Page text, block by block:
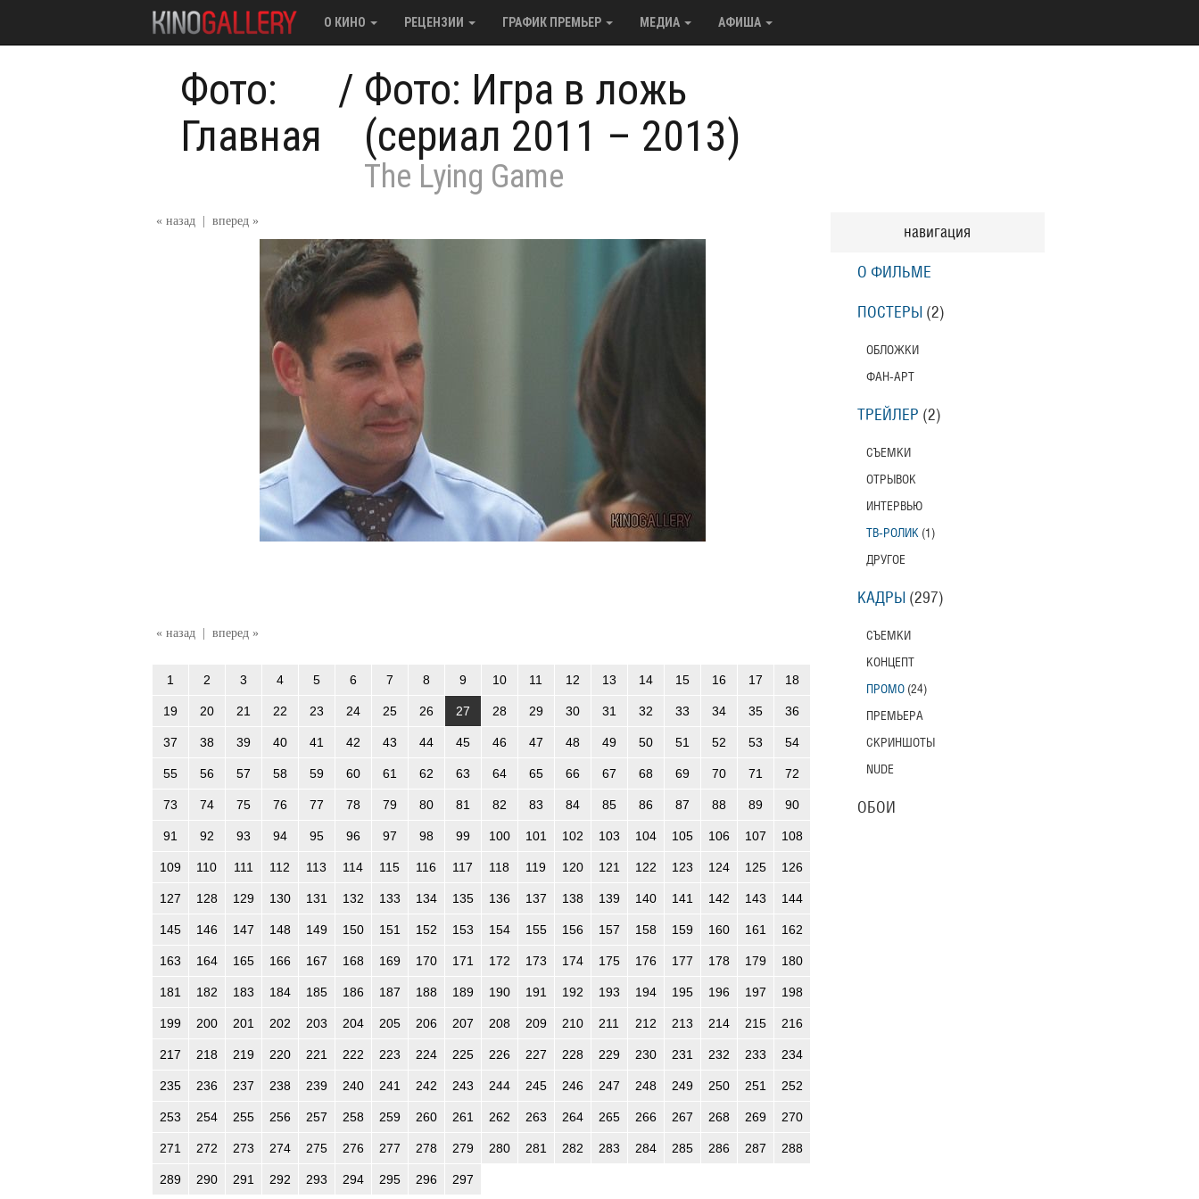
О КИНО РЕЦЕНЗИИ ГРАФИК ПРЕМЬЕР МЕДИА АФИША
Фото:
Главная
/ Фото: Игра в ложь
(сериал 2011 – 2013)
The Lying Game
« назад вперед »
« назад вперед »
1 2 3 4 5 6 7 8 9 10 11 12 13 14 15 16 17 18
19 20 21 22 23 24 25 26 27 28 29 30 31 32 33 34 35 36
37 38 39 40 41 42 43 44 45 46 47 48 49 50 51 52 53 54
55 56 57 58 59 60 61 62 63 64 65 66 67 68 69 70 71 72
73 74 75 76 77 78 79 80 81 82 83 84 85 86 87 88 89 90
91 92 93 94 95 96 97 98 99 100 101 102 103 104 105 106 107 108
109 110 111 112 113 114 115 116 117 118 119 120 121 122 123 124 125 126
127 128 129 130 131 132 133 134 135 136 137 138 139 140 141 142 143 144
145 146 147 148 149 150 151 152 153 154 155 156 157 158 159 160 161 162
163 164 165 166 167 168 169 170 171 172 173 174 175 176 177 178 179 180
181 182 183 184 185 186 187 188 189 190 191 192 193 194 195 196 197 198
199 200 201 202 203 204 205 206 207 208 209 210 211 212 213 214 215 216
217 218 219 220 221 222 223 224 225 226 227 228 229 230 231 232 233 234
235 236 237 238 239 240 241 242 243 244 245 246 247 248 249 250 251 252
253 254 255 256 257 258 259 260 261 262 263 264 265 266 267 268 269 270
271 272 273 274 275 276 277 278 279 280 281 282 283 284 285 286 287 288
289 290 291 292 293 294 295 296 297
навигация
О ФИЛЬМЕ
ПОСТЕРЫ (2)
ОБЛОЖКИ
ФАН-АРТ
ТРЕЙЛЕР (2)
СЪЕМКИ
ОТРЫВОК
ИНТЕРВЬЮ
ТВ-РОЛИК (1)
ДРУГОЕ
КАДРЫ (297)
СЪЕМКИ
КОНЦЕПТ
ПРОМО (24)
ПРЕМЬЕРА
СКРИНШОТЫ
NUDE
ОБОИ